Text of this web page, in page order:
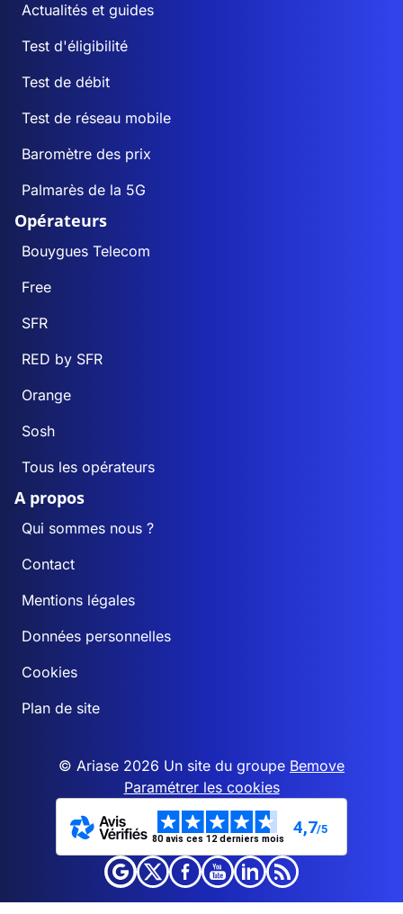
Actualités et guides
Test d'éligibilité
Test de débit
Test de réseau mobile
Baromètre des prix
Palmarès de la 5G
Opérateurs
Bouygues Telecom
Free
SFR
RED by SFR
Orange
Sosh
Tous les opérateurs
A propos
Qui sommes nous ?
Contact
Mentions légales
Données personnelles
Cookies
Plan de site
© Ariase 2026 Un site du groupe Bemove
Paramétrer les cookies
80 avis ces 12 derniers mois
4,7/5